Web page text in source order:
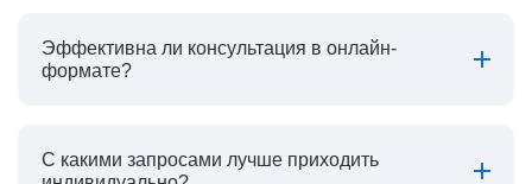
Эффективна ли консультация в онлайн-
формате?
С какими запросами лучше приходить